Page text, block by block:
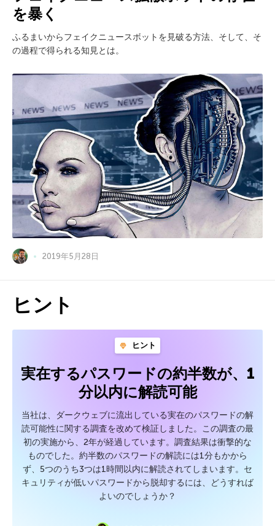
を暴く
ふるまいからフェイクニュースボットを見破る方法、そして、そ
の過程で得られる知見とは。
2019年5月28日
ヒント
ヒント
実在するパスワードの約半数が、1
分以内に解読可能
当社は、ダークウェブに流出している実在のパスワードの解
読可能性に関する調査を改めて検証しました。この調査の最
初の実施から、2年が経過しています。調査結果は衝撃的な
ものでした。約半数のパスワードの解読には1分もかから
ず、5つのうち3つは1時間以内に解読されてしまいます。セ
キュリティが低いパスワードから脱却するには、どうすれば
よいのでしょうか？